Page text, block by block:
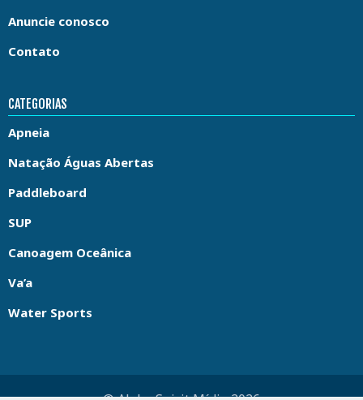
Anuncie conosco
Contato
CATEGORIAS
Apneia
Natação Águas Abertas
Paddleboard
SUP
Canoagem Oceânica
Va’a
Water Sports